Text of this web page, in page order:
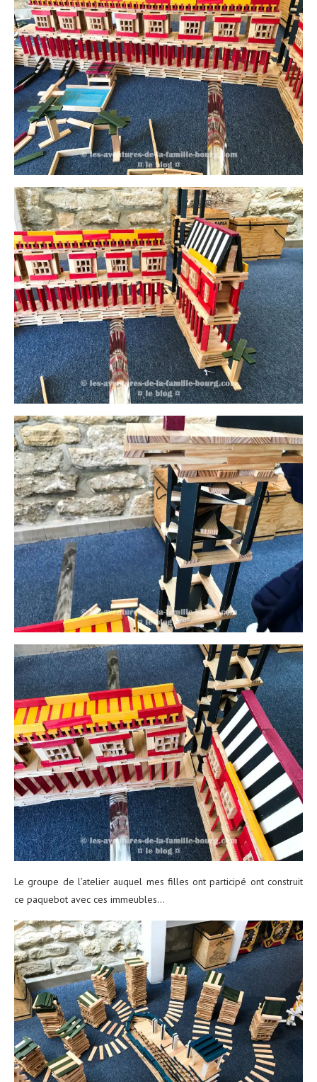
Le groupe de l’atelier auquel mes filles ont participé ont construit
ce paquebot avec ces immeubles…